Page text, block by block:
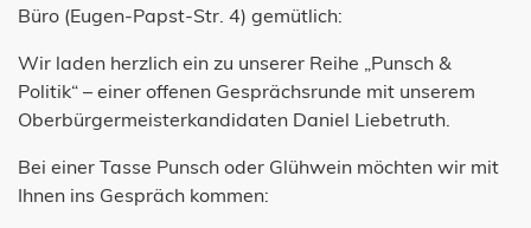
Büro (Eugen-Papst-Str. 4) gemütlich:
Wir laden herzlich ein zu unserer Reihe „Punsch &
Politik“ – einer offenen Gesprächsrunde mit unserem
Oberbürgermeisterkandidaten Daniel Liebetruth.
Bei einer Tasse Punsch oder Glühwein möchten wir mit
Ihnen ins Gespräch kommen: